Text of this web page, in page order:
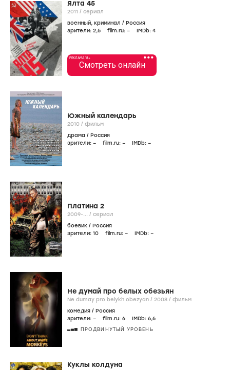
Ялта 45
2011 / сериал
военный, криминал / Россия
зрители: 2,5 film.ru: – IMDb: 4
•••
РЕКЛАМА 18+
Смотреть онлайн
Южный календарь
2010 / фильм
драма / Россия
зрители: – film.ru: – IMDb: –
Платина 2
2009-... / сериал
боевик / Россия
зрители: 10 film.ru: – IMDb: –
Не думай про белых обезьян
Ne dumay pro belykh obezyan / 2008 / фильм
комедия / Россия
зрители: – film.ru: 6 IMDb: 6,6
ПРОДВИНУТЫЙ УРОВЕНЬ
Куклы колдуна